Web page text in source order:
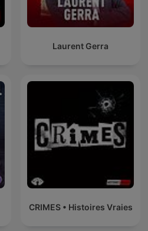
Laurent Gerra
CRIMES • Histoires Vraies